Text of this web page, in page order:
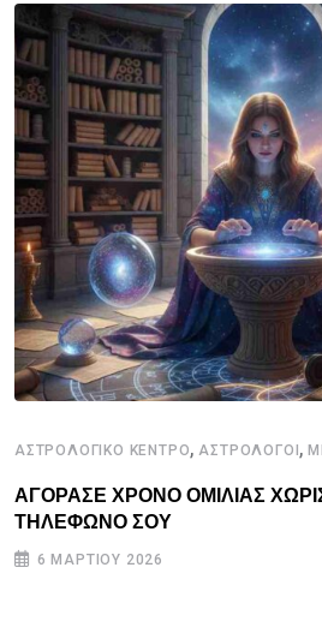
ΑΣΤΡΟΛΟΓΙΚΟ ΚΕΝΤΡΟ,ΑΣΤΡΟΛΟΓΟΙ ,
ΑΓΟΡΑΣΕ ΧΡΟΝΟ ΟΜΙΛΙΑΣ
ΤΗΛΕΦΩΝΟ ΣΟΥ
6 ΜΑΡΤΊΟΥ 2026